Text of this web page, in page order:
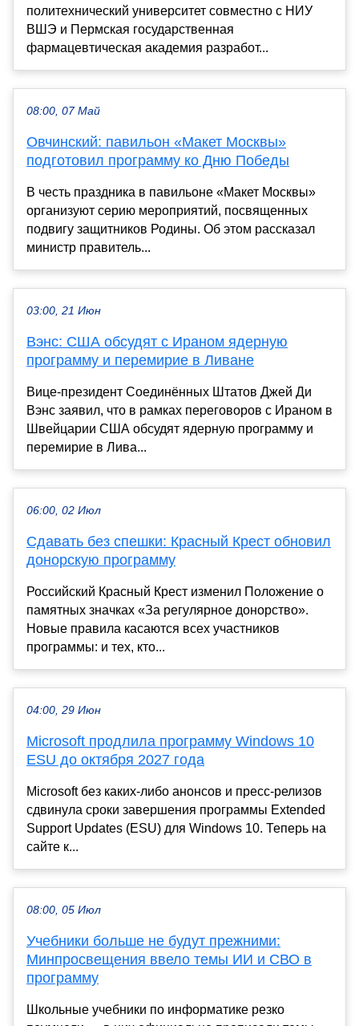
политехнический университет совместно с НИУ
ВШЭ и Пермская государственная
фармацевтическая академия разработ...
08:00, 07 Май
Овчинский: павильон «Макет Москвы»
подготовил программу ко Дню Победы
В честь праздника в павильоне «Макет Москвы»
организуют серию мероприятий, посвященных
подвигу защитников Родины. Об этом рассказал
министр правитель...
03:00, 21 Июн
Вэнс: США обсудят с Ираном ядерную
программу и перемирие в Ливане
Вице-президент Соединённых Штатов Джей Ди
Вэнс заявил, что в рамках переговоров с Ираном в
Швейцарии США обсудят ядерную программу и
перемирие в Лива...
06:00, 02 Июл
Сдавать без спешки: Красный Крест обновил
донорскую программу
Российский Красный Крест изменил Положение о
памятных значках «За регулярное донорство».
Новые правила касаются всех участников
программы: и тех, кто...
04:00, 29 Июн
Microsoft продлила программу Windows 10
ESU до октября 2027 года
Microsoft без каких-либо анонсов и пресс-релизов
сдвинула сроки завершения программы Extended
Support Updates (ESU) для Windows 10. Теперь на
сайте к...
08:00, 05 Июл
Учебники больше не будут прежними:
Минпросвещения ввело темы ИИ и СВО в
программу
Школьные учебники по информатике резко